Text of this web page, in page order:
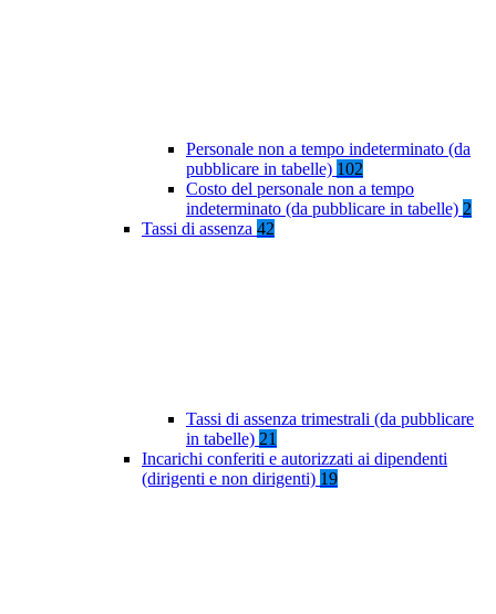
Personale non a tempo indeterminato (da
pubblicare in tabelle) 102
Costo del personale non a tempo
indeterminato (da pubblicare in tabelle) 2
Tassi di assenza 42
Tassi di assenza trimestrali (da pubblicare
in tabelle) 21
Incarichi conferiti e autorizzati ai dipendenti
(dirigenti e non dirigenti) 19